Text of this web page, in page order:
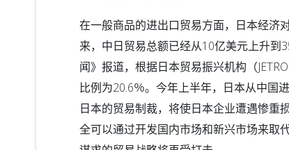
在一般商品的进出口贸易方面，日本经济
来，中日贸易总额已经从10亿美元上升
闻》报道，根据日本贸易振兴机构（
比例为20.6％。今年上半年，日本从中国
日本的贸易制裁，将使日本企业遭遇惨重
全可以通过开发国内市场和新兴市场来取